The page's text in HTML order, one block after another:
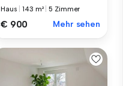
Haus |143 m² |5 Zimmer
€ 900 Mehr sehen